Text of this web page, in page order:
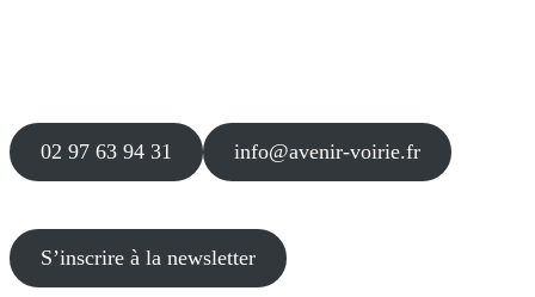
02 97 63 94 31 info@avenir-voirie.fr
S’inscrire à la newsletter